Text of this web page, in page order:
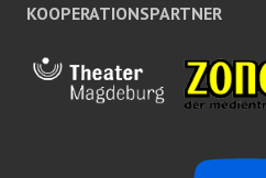
KOOPERATIONSPARTNER